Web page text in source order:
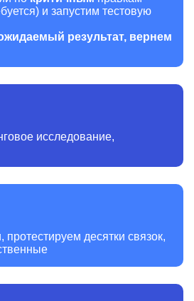
и запустим тестовую
результат, вернем
исследование,
десятки связок,